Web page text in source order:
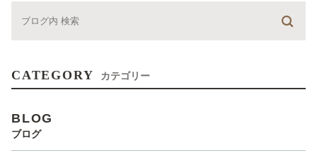
CATEGORY カテゴリー
BLOG
ブログ